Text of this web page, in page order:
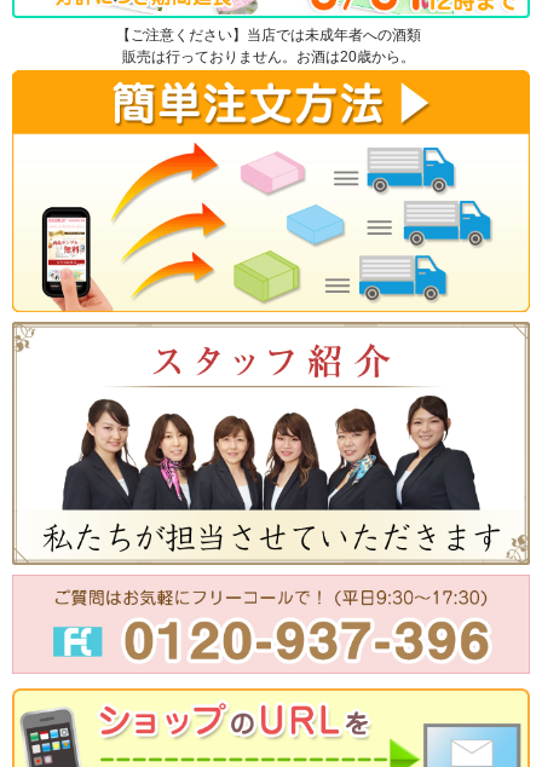
【ご注意ください】当店では未成年者への酒類
販売は行っておりません。お酒は20歳から。